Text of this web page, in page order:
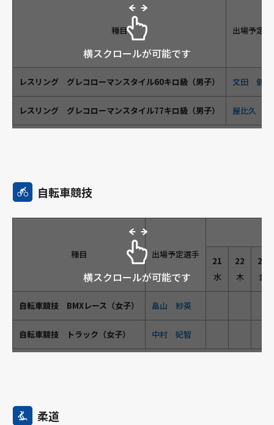
種目 出場予定
レスリング グレコローマンスタイル60キロ級（男子） 文田 健一
レスリング グレコローマンスタイル77キロ級（男子） 屋比久 翔
横スクロールが可能です
自転車競技
種目 出場予定選手
21
水
22
木
23
金
自転車競技 BMXレース（女子） 畠山 紗英
自転車競技 トラック（女子） 中村 妃智
横スクロールが可能です
柔道